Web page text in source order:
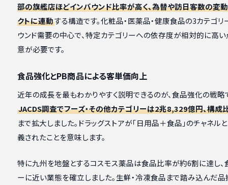
部の旗艦店ほどインバウンド比率が高く、為替や訪日客数の変
クトに連動する構造です。化粧品・医薬品・健康食品の3カテゴリ
ウンド需要の中心で、特定カテゴリーへの依存度が相対的に高
意が必要です。
食品強化とPB商品による客単価向上
近年の成長を最もわかりやすく説明できるのが、食品強化の戦略
JACDS調査でフーズ・その他カテゴリーは2兆8,329億円、構成
まで拡大しました。ドラッグストアが「日用品＋食品」のチャネル
義されたことを意味します。
特に九州を地盤とするコスモス薬品は食品比率が約6割に達し、
ーに近い業態を確立しました。生鮮・冷凍食品まで踏み込んだ品